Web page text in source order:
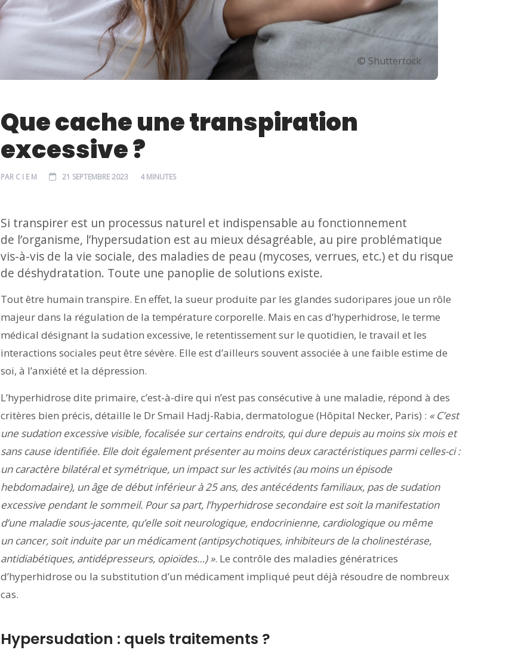
© Shuttertock
Que cache une transpiration
excessive ?
PAR C I E M 21 SEPTEMBRE 2023 4 MINUTES
Si transpirer est un processus naturel et indispensable au fonctionnement
de l’organisme, l’hypersudation est au mieux désagréable, au pire problématique
vis-à-vis de la vie sociale, des maladies de peau (mycoses, verrues, etc.) et du risque
de déshydratation. Toute une panoplie de solutions existe.
Tout être humain transpire. En effet, la sueur produite par les glandes sudoripares joue un rôle
majeur dans la régulation de la température corporelle. Mais en cas d’hyperhidrose, le terme
médical désignant la sudation excessive, le retentissement sur le quotidien, le travail et les
interactions sociales peut être sévère. Elle est d’ailleurs souvent associée à une faible estime de
soi, à l’anxiété et la dépression.
L’hyperhidrose dite primaire, c’est-à-dire qui n’est pas consécutive à une maladie, répond à des
critères bien précis, détaille le Dr Smail Hadj-Rabia, dermatologue (Hôpital Necker, Paris) : « C’est
une sudation excessive visible, focalisée sur certains endroits, qui dure depuis au moins six mois et
sans cause identifiée. Elle doit également présenter au moins deux caractéristiques parmi celles-ci :
un caractère bilatéral et symétrique, un impact sur les activités (au moins un épisode
hebdomadaire), un âge de début inférieur à 25 ans, des antécédents familiaux, pas de sudation
excessive pendant le sommeil. Pour sa part, l’hyperhidrose secondaire est soit la manifestation
d’une maladie sous-jacente, qu’elle soit neurologique, endocrinienne, cardiologique ou même
un cancer, soit induite par un médicament (antipsychotiques, inhibiteurs de la cholinestérase,
antidiabétiques, antidépresseurs, opioïdes…) ». Le contrôle des maladies génératrices
d’hyperhidrose ou la substitution d’un médicament impliqué peut déjà résoudre de nombreux
cas.
Hypersudation : quels traitements ?